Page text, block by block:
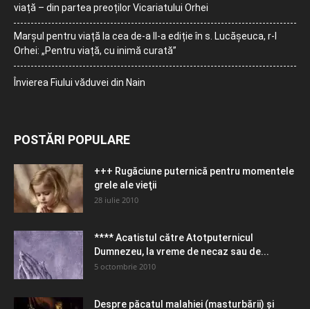
viață – din partea preoților Vicariatului Orhei
Marșul pentru viață la cea de-a II-a ediție în s. Lucășeuca, r-l
Orhei: „Pentru viață, cu inimă curată”
Învierea Fiului văduvei din Nain
POSTĂRI POPULARE
+++ Rugăciune puternică pentru momentele
grele ale vieţii
28 iulie 2010
**** Acatistul către Atotputernicul
Dumnezeu, la vreme de necaz sau de...
5 octombrie 2010
Despre păcatul malahiei (masturbării) şi